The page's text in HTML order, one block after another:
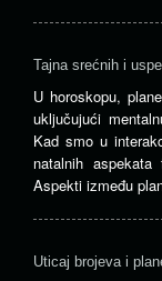
Tajna srećnih i
U horoskopu,
uključujući
Kad smo u
natalnih aspekata
Aspekti između
Uticaj brojeva i